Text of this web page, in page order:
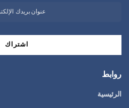
روابط
الرئيسية